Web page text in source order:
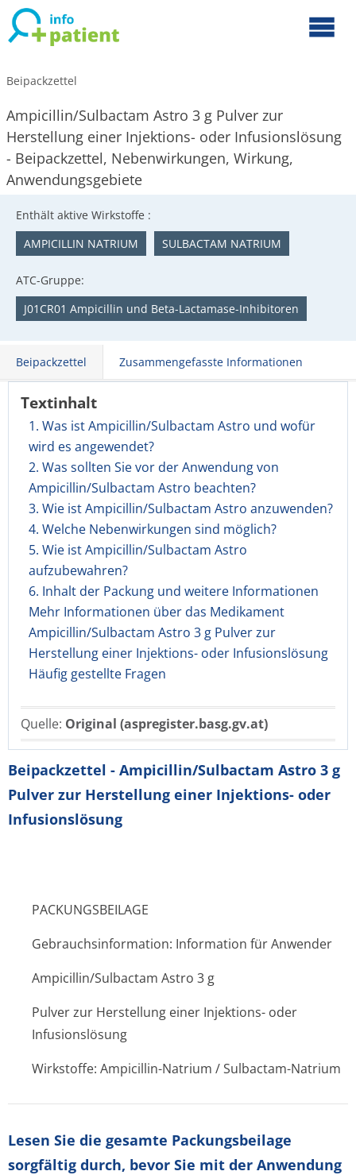
Beipackzettel
Ampicillin/Sulbactam Astro 3 g Pulver zur
Herstellung einer Injektions- oder Infusionslösung
- Beipackzettel, Nebenwirkungen, Wirkung,
Anwendungsgebiete
Enthält aktive Wirkstoffe :
AMPICILLIN NATRIUM
SULBACTAM NATRIUM
ATC-Gruppe:
J01CR01 Ampicillin und Beta-Lactamase-Inhibitoren
Beipackzettel Zusammengefasste Informationen
Textinhalt
1. Was ist Ampicillin/Sulbactam Astro und wofür
wird es angewendet?
2. Was sollten Sie vor der Anwendung von
Ampicillin/Sulbactam Astro beachten?
3. Wie ist Ampicillin/Sulbactam Astro anzuwenden?
4. Welche Nebenwirkungen sind möglich?
5. Wie ist Ampicillin/Sulbactam Astro
aufzubewahren?
6. Inhalt der Packung und weitere Informationen
Mehr Informationen über das Medikament
Ampicillin/Sulbactam Astro 3 g Pulver zur
Herstellung einer Injektions- oder Infusionslösung
Häufig gestellte Fragen
Quelle: Original (aspregister.basg.gv.at)
Beipackzettel - Ampicillin/Sulbactam Astro 3 g
Pulver zur Herstellung einer Injektions- oder
Infusionslösung
PACKUNGSBEILAGE
Gebrauchsinformation: Information für Anwender
Ampicillin/Sulbactam Astro 3 g
Pulver zur Herstellung einer Injektions- oder
Infusionslösung
Wirkstoffe: Ampicillin-Natrium / Sulbactam-Natrium
Lesen Sie die gesamte Packungsbeilage
sorgfältig durch, bevor Sie mit der Anwendung